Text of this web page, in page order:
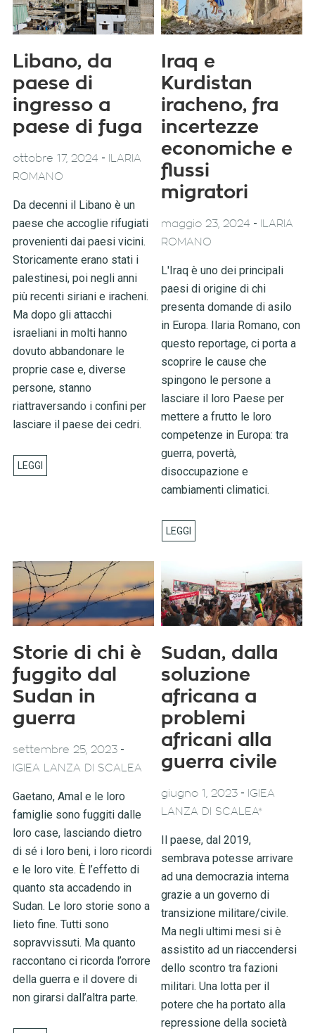
Libano, da
paese di
ingresso a
paese di fuga
ottobre 17, 2024 -
ILARIA
ROMANO
Da decenni il Libano è un
paese che accoglie rifugiati
provenienti dai paesi vicini.
Storicamente erano stati i
palestinesi, poi negli anni
più recenti siriani e iracheni.
Ma dopo gli attacchi
israeliani in molti hanno
dovuto abbandonare le
proprie case e, diverse
persone, stanno
riattraversando i confini per
lasciare il paese dei cedri.
Iraq e
Kurdistan
iracheno, fra
incertezze
economiche e
flussi
migratori
maggio 23, 2024 -
ILARIA
ROMANO
L'Iraq è uno dei principali
paesi di origine di chi
presenta domande di asilo
in Europa. Ilaria Romano, con
questo reportage, ci porta a
scoprire le cause che
spingono le persone a
lasciare il loro Paese per
mettere a frutto le loro
competenze in Europa: tra
guerra, povertà,
disoccupazione e
cambiamenti climatici.
Storie di chi è
fuggito dal
Sudan in
guerra
settembre 25, 2023-
IGIEA LANZA DI SCALEA
Gaetano, Amal e le loro
famiglie sono fuggiti dalle
loro case, lasciando dietro
di sé i loro beni, i loro ricordi
e le loro vite. È l’effetto di
quanto sta accadendo in
Sudan. Le loro storie sono a
lieto fine. Tutti sono
sopravvissuti. Ma quanto
raccontano ci ricorda l’orrore
della guerra e il dovere di
non girarsi dall’altra parte.
Sudan, dalla
soluzione
africana a
problemi
africani alla
guerra civile
giugno 1, 2023 - IGIEA
LANZA DI SCALEA*
Il paese, dal 2019,
sembrava potesse arrivare
ad una democrazia interna
grazie a un governo di
transizione militare/civile.
Ma negli ultimi mesi si è
assistito ad un riaccendersi
dello scontro tra fazioni
militari. Una lotta per il
potere che ha portato alla
repressione della società